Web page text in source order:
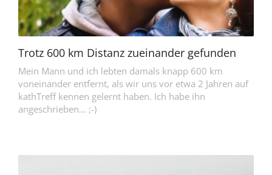
Trotz 600 km Distanz zueinander gefunden
Mein Mann und ich lebten damals knapp 600 km
voneinander entfernt, als wir uns vor etwa 2 Jahren auf
kathTreff kennen gelernt haben. Ich habe ihn
angeschrieben... ;-)